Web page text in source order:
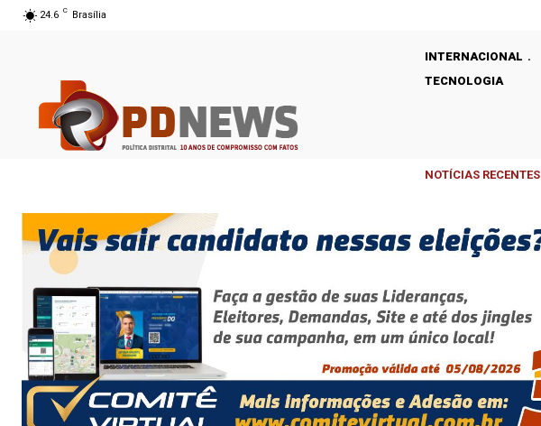
24.6 C Brasília
INTERNACIONAL
TECNOLOGIA
NOTÍCIAS RECENTES